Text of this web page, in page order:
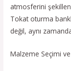
atmosferini
Tokat oturma
değil, aynı
Malzeme Seçimi ve